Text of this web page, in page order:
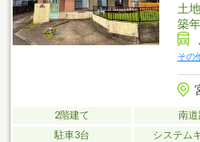
土
築
その
2階建て 南道
駐車3台
システム